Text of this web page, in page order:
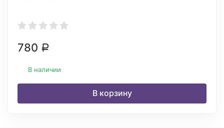
780 Р
В наличии
В корзину